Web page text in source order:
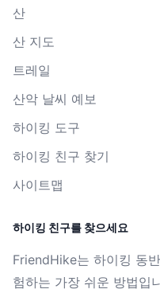
산
산 지도
트레일
산악 날씨 예보
하이킹 도구
하이킹 친구 찾기
사이트맵
하이킹 친구를 찾으세요
FriendHike는 하이킹 동
험하는 가장 쉬운 방법입